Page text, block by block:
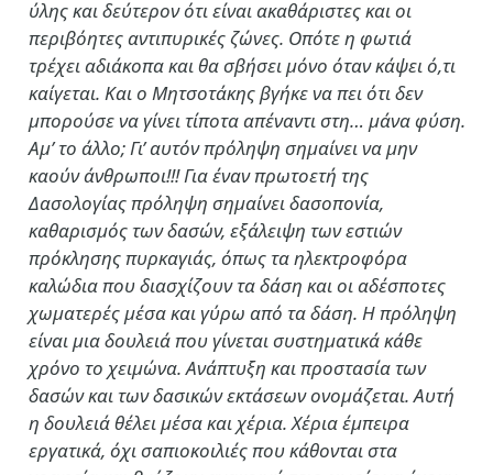
ύλης και δεύτερον ότι είναι ακαθάριστες και οι
περιβόητες αντιπυρικές ζώνες. Οπότε η φωτιά
τρέχει αδιάκοπα και θα σβήσει μόνο όταν κάψει ό,τι
καίγεται. Και ο Μητσοτάκης βγήκε να πει ότι δεν
μπορούσε να γίνει τίποτα απέναντι στη… μάνα φύση.
Αμ’ το άλλο; Γι’ αυτόν πρόληψη σημαίνει να μην
καούν άνθρωποι!!! Για έναν πρωτοετή της
Δασολογίας πρόληψη σημαίνει δασοπονία,
καθαρισμός των δασών, εξάλειψη των εστιών
πρόκλησης πυρκαγιάς, όπως τα ηλεκτροφόρα
καλώδια που διασχίζουν τα δάση και οι αδέσποτες
χωματερές μέσα και γύρω από τα δάση. Η πρόληψη
είναι μια δουλειά που γίνεται συστηματικά κάθε
χρόνο το χειμώνα. Ανάπτυξη και προστασία των
δασών και των δασικών εκτάσεων ονομάζεται. Αυτή
η δουλειά θέλει μέσα και χέρια. Χέρια έμπειρα
εργατικά, όχι σαπιοκοιλιές που κάθονται στα